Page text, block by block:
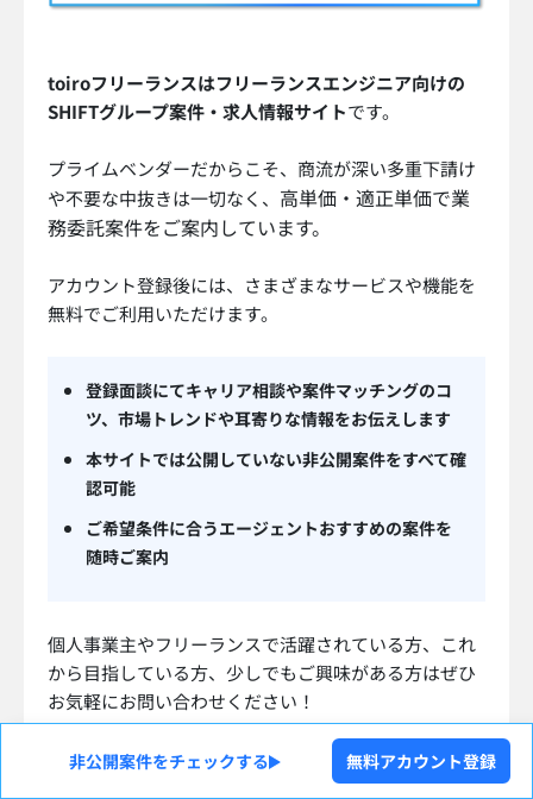
toiroフリーランスはフリーランスエンジニア向けの
SHIFTグループ案件・求人情報サイトです。
プライムベンダーだからこそ、商流が深い多重下請け
や不要な中抜きは一切なく、 高単価・適正単価で業
務委託案件をご案内しています。
アカウント登録後には、さまざまなサービスや機能を
無料でご利用いただけます。
登録面談にてキャリア相談や案件マッチングのコ
ツ、市場トレンドや耳寄りな情報をお伝えします
本サイトでは公開していない非公開案件をすべて確
認可能
ご希望条件に合うエージェントおすすめの案件を
随時ご案内
個人事業主やフリーランスで活躍されている方、これ
から目指している方、少しでもご興味がある方はぜひ
お気軽にお問い合わせください！
非公開案件をチェックする 無料アカウント登録